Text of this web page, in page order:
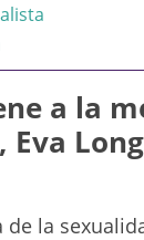
a la
Eva
de la